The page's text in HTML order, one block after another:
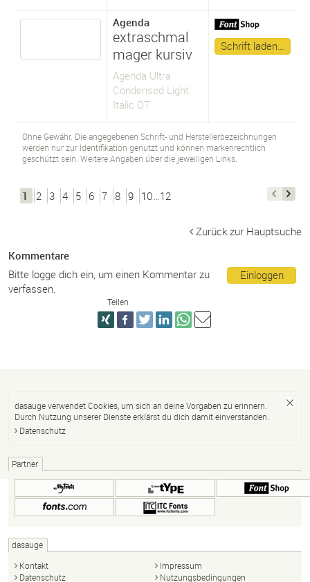
Agenda
extraschmal
mager kursiv
Agenda Ultra
Condensed Light
Italic OT
Schrift laden…
Ohne Gewähr. Die angegebenen Schrift- und Herstellerbezeichnungen
werden nur zur Identifikation genutzt und können markenrechtlich
geschützt sein. Weitere Angaben über die jeweiligen Links.
1 2 3 4 5 6 7 8 9 10…12
Zurück zur Hauptsuche
Kommentare
Einloggen
Bitte logge dich ein, um einen Kommentar zu
verfassen.
Teilen
dasauge verwendet Cookies, um sich an deine Vorgaben zu erinnern.
Durch Nutzung unserer Dienste erklärst du dich damit einverstanden.
Datenschutz
Partner
dasauge
Kontakt
Impressum
Datenschutz
Nutzungsbedingungen